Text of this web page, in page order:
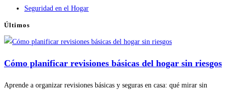
Seguridad en el Hogar
Últimos
Cómo planificar revisiones básicas del hogar sin riesgos
Aprende a organizar revisiones básicas y seguras en casa: qué mirar sin